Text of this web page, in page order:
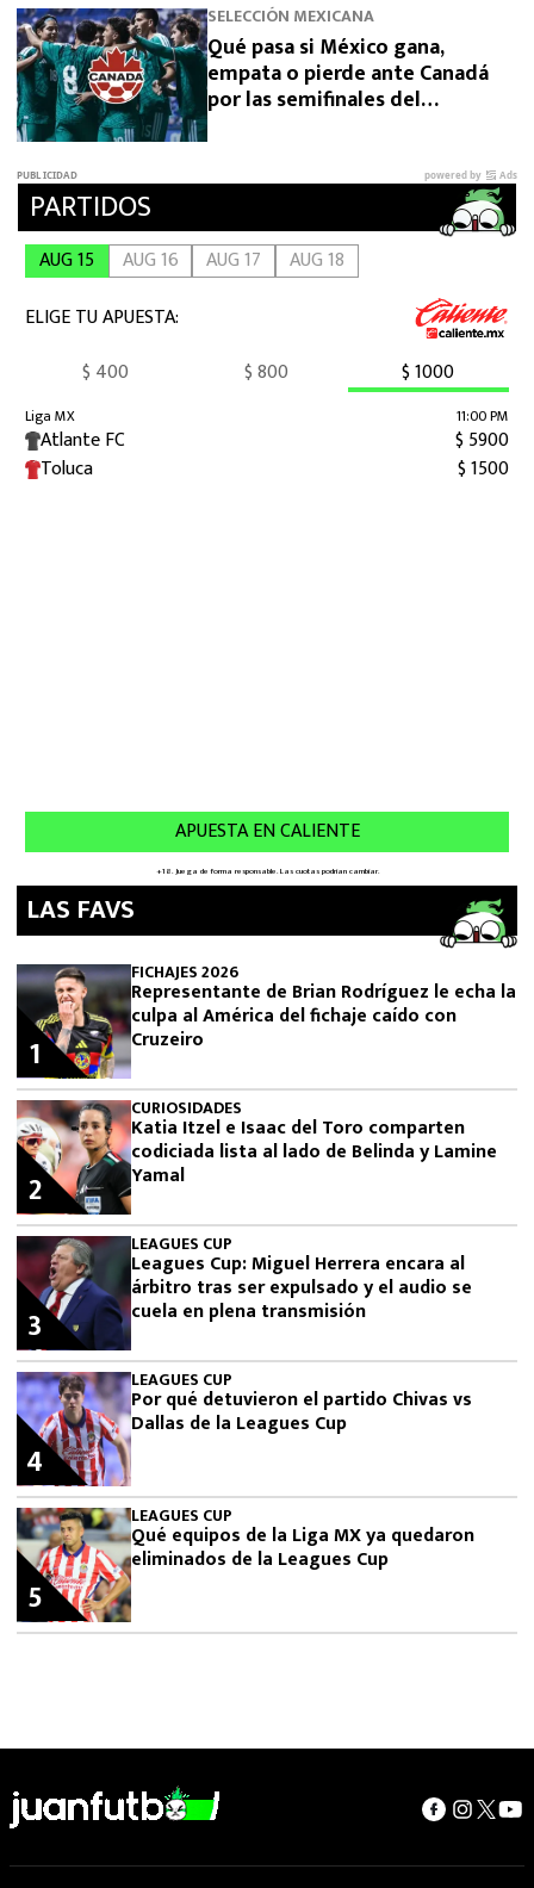
SELECCIÓN MEXICANA
Qué pasa si México gana,
empata o pierde ante Canadá
por las semifinales del
LAS FAVS
FICHAJES 2026
Representante de Brian Rodríguez le echa la
culpa al América del fichaje caído con
Cruzeiro
1
CURIOSIDADES
Katia Itzel e Isaac del Toro comparten
codiciada lista al lado de Belinda y Lamine
Yamal
2
LEAGUES CUP
Leagues Cup: Miguel Herrera encara al
árbitro tras ser expulsado y el audio se
cuela en plena transmisión
3
LEAGUES CUP
Por qué detuvieron el partido Chivas vs
Dallas de la Leagues Cup
4
LEAGUES CUP
Qué equipos de la Liga MX ya quedaron
eliminados de la Leagues Cup
5